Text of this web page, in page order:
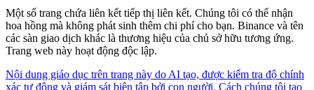
Một số trang chứa liên kết tiếp thị liên kết. Chúng tôi có thể nhận
hoa hồng mà không phát sinh thêm chi phí cho bạn. Binance và tên
các sàn giao dịch khác là thương hiệu của chủ sở hữu tương ứng.
Trang web này hoạt động độc lập.
Nội dung giáo dục trên trang này do AI tạo, được kiểm tra độ chính
xác tự động và giám sát biên tập bởi con người. Cách chúng tôi tạo